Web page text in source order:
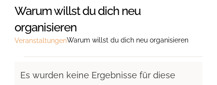
Warum willst du dich neu
organisieren
VeranstaltungenWarum willst du dich neu organisieren
Es wurden keine Ergebnisse für diese